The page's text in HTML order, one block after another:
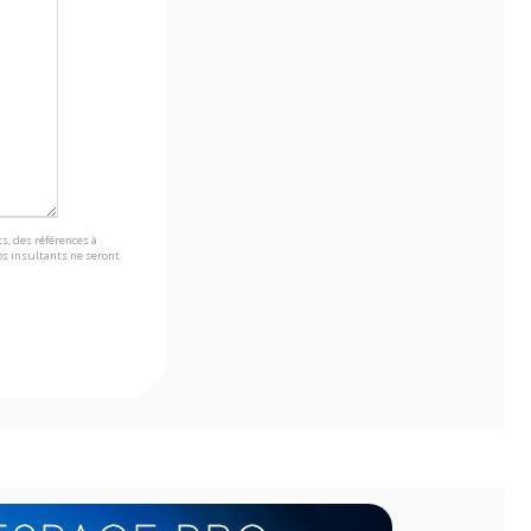
des références à
insultants ne seront